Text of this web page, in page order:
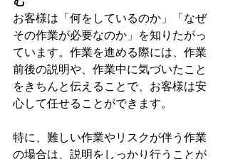
お客様は「何をしているのか」「なぜ
その作業が必要なのか」を知りたがっ
ています。作業を進める際には、作業
前後の説明や、作業中に気づいたこと
をきちんと伝えることで、お客様は安
心して任せることができます。
特に、難しい作業やリスクが伴う作業
の場合は、説明をしっかり行うことが